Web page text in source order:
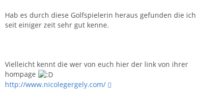
Hab es durch diese Golfspielerin heraus gefunden die ich
seit einiger zeit sehr gut kenne.
Vielleicht kennt die wer von euch hier der link von ihrer
hompage
http://www.nicolegergely.com/